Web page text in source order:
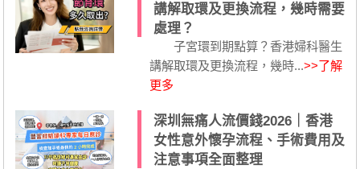
講解取環及更換流程，幾時需要
處理？
子宮環到期點算？香港婦科醫生
講解取環及更換流程，幾時...>>了解
更多
深圳無痛人流價錢2026｜香港
女性意外懷孕流程、手術費用及
注意事項全面整理